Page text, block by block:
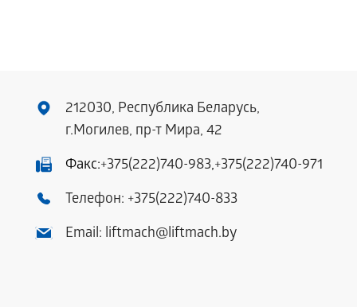
212030, Республика Беларусь,
г.Могилев, пр-т Мира, 42
Факс:+375(222)740-983,+375(222)740-971
Телефон: +375(222)740-833
Email: liftmach@liftmach.by